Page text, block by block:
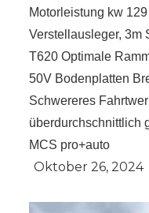
Motorleistung kw
Verstellausleger, 3m
T620 Optimale
50V Bodenplatten
Schwereres
überdurchschnittlich
MCS pro+auto